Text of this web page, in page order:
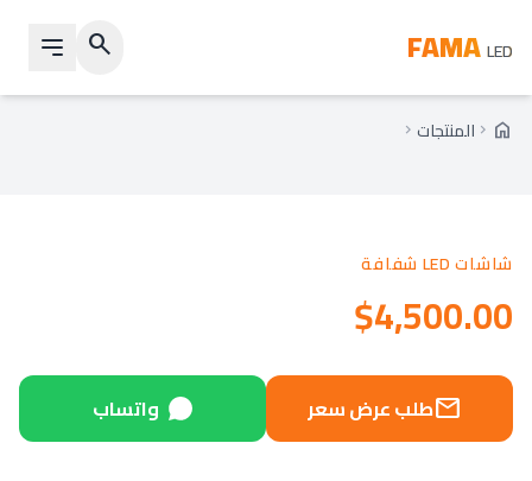
FAMALED
search
home
الرئيسية
chevron_right المنتجات chevron_right
شاشات LED شفافة
$4,500.00
mailطلب عرض سعر واتساب